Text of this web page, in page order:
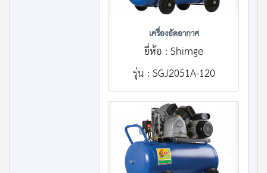
เครื่องอัดอากาศ
ยี่ห้อ : Shimge
รุ่น : SGJ2051A-120